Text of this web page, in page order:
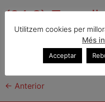
(04.2)
menors
(04.2)
← Anterior
Utilitzem cookies per
Més
Acceptar